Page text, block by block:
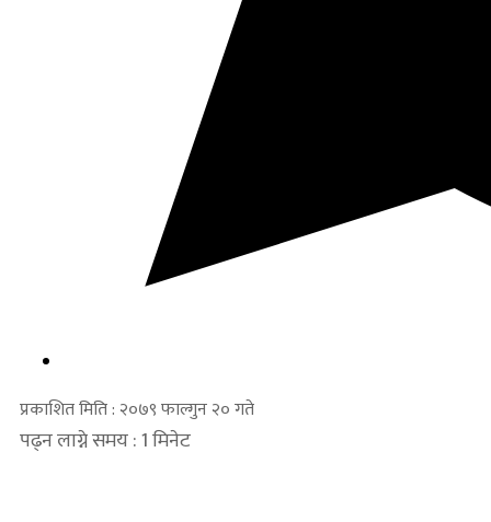
प्रकाशित मिति : २०७९ फाल्गुन २० गते
पढ्न लाग्ने समय : 1 मिनेट